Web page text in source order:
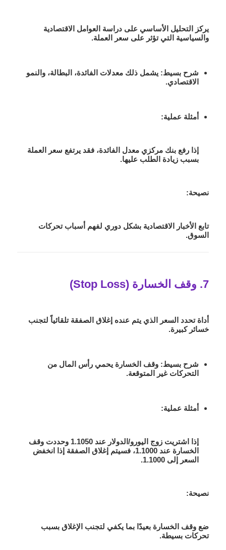
يركز التحليل الأساسي على دراسة العوامل الاقتصادية
والسياسية التي تؤثر على سعر العملة.
شرح بسيط: يشمل ذلك معدلات الفائدة، البطالة، والنمو
الاقتصادي.
أمثلة عملية:
إذا رفع بنك مركزي معدل الفائدة، فقد يرتفع سعر العملة
بسبب زيادة الطلب عليها.
نصيحة:
تابع الأخبار الاقتصادية بشكل دوري لفهم أسباب تحركات
السوق.
7. وقف الخسارة (Stop Loss)
أداة تحدد السعر الذي يتم عنده إغلاق الصفقة تلقائياً لتجنب
خسائر كبيرة.
شرح بسيط: وقف الخسارة يحمي رأس المال من
التحركات غير المتوقعة.
أمثلة عملية:
إذا اشتريت زوج اليورو/الدولار عند 1.1050 وحددت وقف
الخسارة عند 1.1000، فسيتم إغلاق الصفقة إذا انخفض
السعر إلى 1.1000.
نصيحة:
ضع وقف الخسارة بعيدًا بما يكفي لتجنب الإغلاق بسبب
تحركات بسيطة.